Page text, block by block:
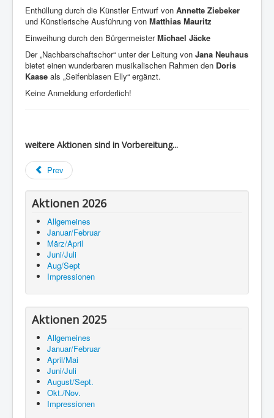
Enthüllung durch die Künstler Entwurf von Annette Ziebeker
und Künstlerische Ausführung von Matthias Mauritz
Einweihung durch den BürgermeisterMichael Jäcke
Der „Nachbarschaftschor“ unter der Leitung von Jana Neuhaus
bietet einen wunderbaren musikalischen Rahmen den Doris
Kaase als „Seifenblasen Elly“ ergänzt.
Keine Anmeldung erforderlich!
weitere Aktionen sind in Vorbereitung...
Prev
Aktionen 2026
Allgemeines
Januar/Februar
März/April
Juni/Juli
Aug/Sept
Impressionen
Aktionen 2025
Allgemeines
Januar/Februar
April/Mai
Juni/Juli
August/Sept.
Okt./Nov.
Impressionen